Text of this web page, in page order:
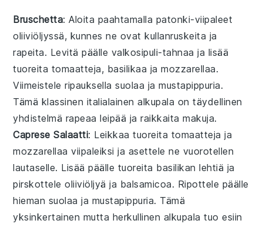
Bruschetta: Aloita paahtamalla patonki-viipaleet
oliiviöljyssä, kunnes ne ovat kullanruskeita ja
rapeita. Levitä päälle valkosipuli-tahnaa ja lisää
tuoreita tomaatteja, basilikaa jamozzarellaa.
Viimeistele ripauksellasuolaa jamustapippuria.
Tämä klassinen italialainen alkupala on täydellinen
yhdistelmä rapeaa leipää ja raikkaita makuja.
Caprese Salaatti: Leikkaa tuoreita tomaatteja ja
mozzarellaa viipaleiksi ja asettele ne vuorotellen
lautaselle. Lisää päälle tuoreita basilikan lehtiä ja
pirskotteleoliiviöljyä ja balsamicoa. Ripottele päälle
hieman suolaa ja mustapippuria. Tämä
yksinkertainen mutta herkullinen alkupala tuo esiin